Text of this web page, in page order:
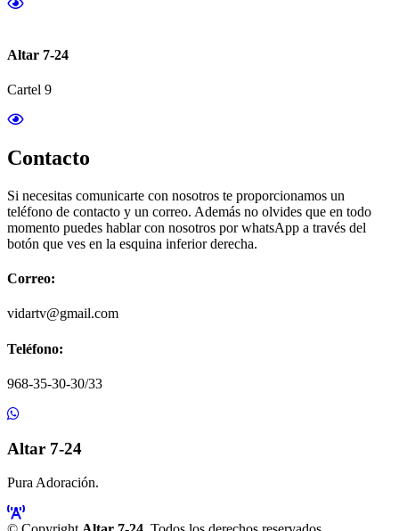
Altar 7-24
Cartel 9
Contacto
Si necesitas comunicarte con nosotros te proporcionamos un
teléfono de contacto y un correo. Además no olvides que en todo
momento puedes hablar con nosotros por whatsApp a través del
botón que ves en la esquina inferior derecha.
Correo:
vidartv@gmail.com
Teléfono:
968-35-30-30/33
Altar 7-24
Pura Adoración.